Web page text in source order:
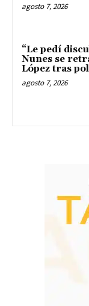
agosto 7, 2026
“Le pedí
Nunes se
López tras
agosto 7, 2026